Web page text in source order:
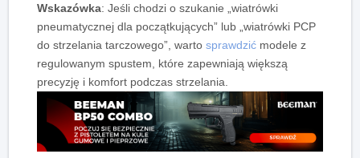
Wskazówka: Jeśli chodzi o szukanie „wiatrówki
pneumatycznej dla początkujących” lub „wiatrówki PCP
do strzelania tarczowego”, warto sprawdzić modele z
regulowanym spustem, które zapewniają większą
precyzję i komfort podczas strzelania.